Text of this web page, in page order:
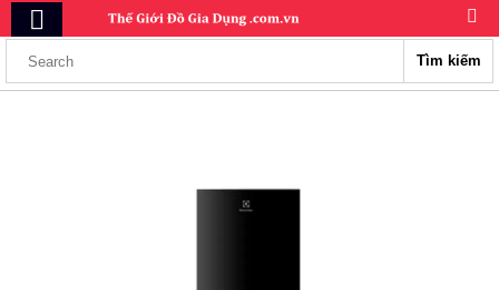
Tìm kiếm